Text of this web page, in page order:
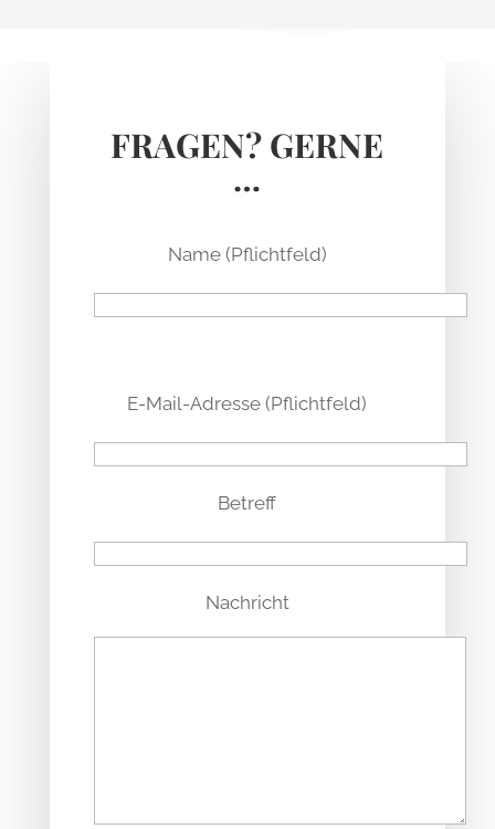
FRAGEN? GERNE
…
Name (Pflichtfeld)
E-Mail-Adresse (Pflichtfeld)
Betreff
Nachricht